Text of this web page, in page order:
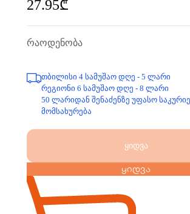
27.95₾
რაოდენობა
თბილისი 4 სამუშაო დღე - 5 ლარი
რეგიონი 6 სამუშაო დღე - 8 ლარი
50 ლარიდან შენაძენზე უფასო
მომსახურება
ყიდვა
ყიდვა